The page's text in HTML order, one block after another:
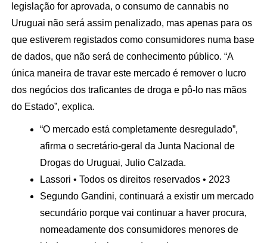
legislação for aprovada, o consumo de cannabis no
Uruguai não será assim penalizado, mas apenas para os
que estiverem registados como consumidores numa base
de dados, que não será de conhecimento público. “A
única maneira de travar este mercado é remover o lucro
dos negócios dos traficantes de droga e pô-lo nas mãos
do Estado”, explica.
“O mercado está completamente desregulado”,
afirma o secretário-geral da Junta Nacional de
Drogas do Uruguai, Julio Calzada.
Lassori • Todos os direitos reservados • 2023
Segundo Gandini, continuará a existir um mercado
secundário porque vai continuar a haver procura,
nomeadamente dos consumidores menores de